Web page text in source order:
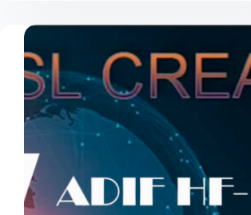
10:
QSLS
HF
DE
FORMA
MASIVA